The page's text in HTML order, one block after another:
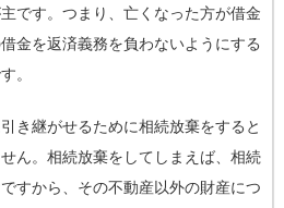
です。つまり、亡くなった方が借金
金を返済義務を負わないようにする
。
き継がせるために相続放棄をすると
ん。相続放棄をしてしまえば、相続
すから、その不動産以外の財産につ